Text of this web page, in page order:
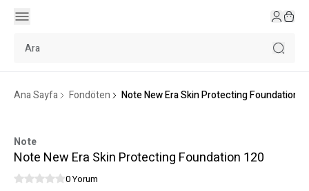
Ana Sayfa Fondöten Note New Era Skin Protecting Foundation
Note
Note New Era Skin Protecting Foundation 120
0 Yorum